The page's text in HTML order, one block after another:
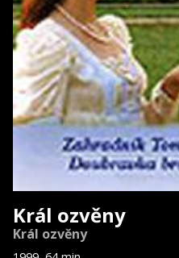
Král ozvěny
Král ozvěny